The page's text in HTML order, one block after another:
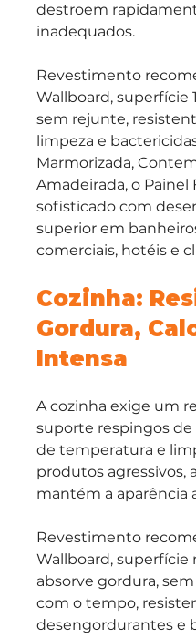
destroem
inadequados.
Revestimento
Wallboard, superfície
sem rejunte,
limpeza e
Marmorizada,
Amadeirada, o
sofisticado com
superior em
comerciais, hotéis e
Cozinha:
Gordura,
Intensa
A cozinha exige um
suporte respingos de
de temperatura e
produtos agressivos,
mantém a aparência
Revestimento
Wallboard, superfície
absorve gordura,
com o tempo,
desengordurantes e